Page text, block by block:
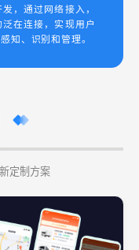
，通过网络接入，
在连接，实现用户
知、识别和管理。
定制方案